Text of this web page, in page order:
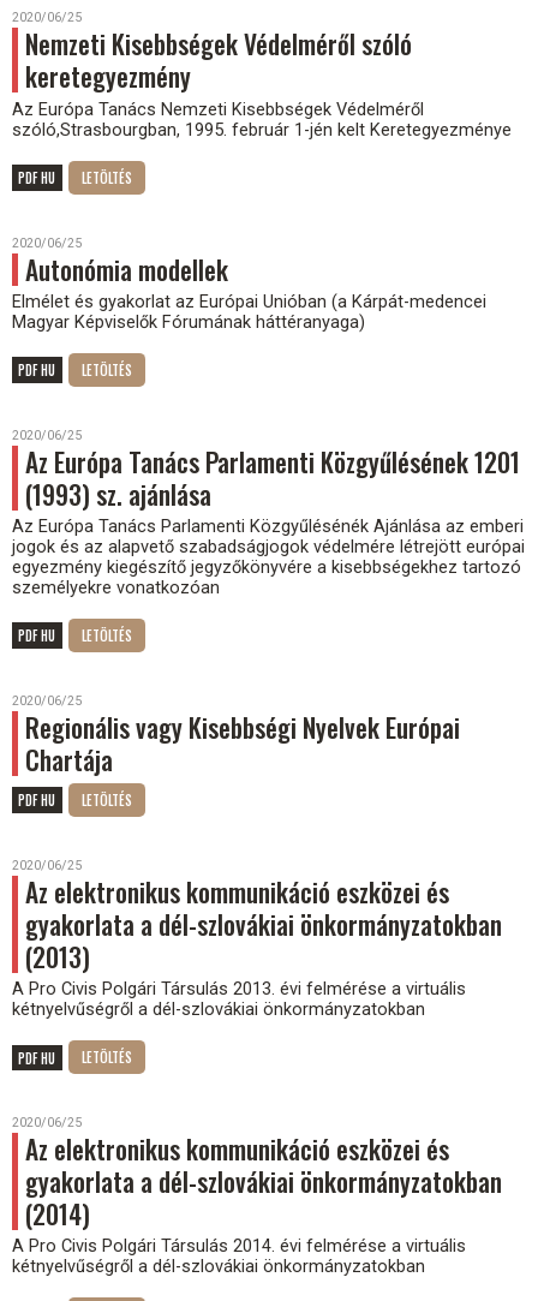
2020/06/25
Nemzeti Kisebbségek Védelméről szóló
keretegyezmény
Az Európa Tanács Nemzeti Kisebbségek Védelméről
szóló,Strasbourgban, 1995. február 1-jén kelt Keretegyezménye
PDF HU
2020/06/25
Autonómia modellek
Elmélet és gyakorlat az Európai Unióban (a Kárpát-medencei
Magyar Képviselők Fórumának háttéranyaga)
PDF HU
2020/06/25
Az Európa Tanács Parlamenti Közgyűlésének 1201
(1993) sz. ajánlása
Az Európa Tanács Parlamenti Közgyűlésénék Ajánlása az emberi
jogok és az alapvető szabadságjogok védelmére létrejött európai
egyezmény kiegészítő jegyzőkönyvére a kisebbségekhez tartozó
személyekre vonatkozóan
PDF HU
2020/06/25
Regionális vagy Kisebbségi Nyelvek Európai
Chartája
PDF HU
2020/06/25
Az elektronikus kommunikáció eszközei és
gyakorlata a dél-szlovákiai önkormányzatokban
(2013)
A Pro Civis Polgári Társulás 2013. évi felmérése a virtuális
kétnyelvűségről a dél-szlovákiai önkormányzatokban
PDF HU
2020/06/25
Az elektronikus kommunikáció eszközei és
gyakorlata a dél-szlovákiai önkormányzatokban
(2014)
A Pro Civis Polgári Társulás 2014. évi felmérése a virtuális
kétnyelvűségről a dél-szlovákiai önkormányzatokban